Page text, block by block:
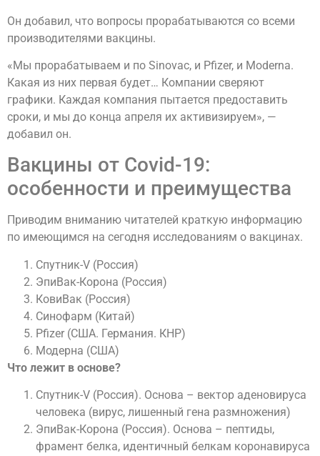
Он добавил, что вопросы прорабатываются со всеми
производителями вакцины.
«Мы прорабатываем и по Sinovac, и Pfizer, и Moderna.
Какая из них первая будет… Компании сверяют
графики. Каждая компания пытается предоставить
сроки, и мы до конца апреля их активизируем», —
добавил он.
Вакцины от Covid-19:
особенности и преимущества
Приводим вниманию читателей краткую информацию
по имеющимся на сегодня исследованиям о вакцинах.
Cпутник-V (Россия)
ЭпиВак-Корона (Россия)
КовиВак (Россия)
Синофарм (Китай)
Pfizer (CША. Германия. КНР)
Модерна (США)
Что лежит в основе?
Cпутник-V (Россия). Основа – вектор аденовируса
человека (вирус, лишенный гена размножения)
ЭпиВак-Корона (Россия). Основа – пептиды,
фрамент белка, идентичный белкам коронавируса